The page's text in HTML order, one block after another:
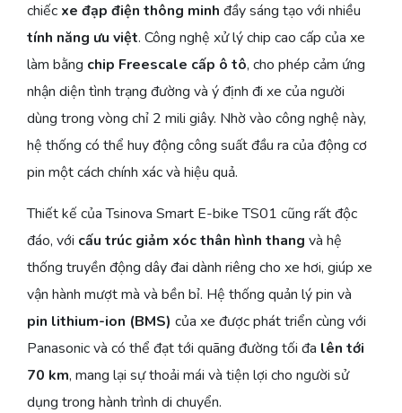
chiếc xe đạp điện thông minh đầy sáng tạo với nhiều
tính năng ưu việt. Công nghệ xử lý chip cao cấp của xe
làm bằng chip Freescale cấp ô tô, cho phép cảm ứng
nhận diện tình trạng đường và ý định đi xe của người
dùng trong vòng chỉ 2 mili giây. Nhờ vào công nghệ này,
hệ thống có thể huy động công suất đầu ra của động cơ
pin một cách chính xác và hiệu quả.
Thiết kế của Tsinova Smart E-bike TS01 cũng rất độc
đáo, với cấu trúc giảm xóc thân hình thang và hệ
thống truyền động dây đai dành riêng cho xe hơi, giúp xe
vận hành mượt mà và bền bỉ. Hệ thống quản lý pin và
pin lithium-ion (BMS) của xe được phát triển cùng với
Panasonic và có thể đạt tới quãng đường tối đa lên tới
70 km, mang lại sự thoải mái và tiện lợi cho người sử
dụng trong hành trình di chuyển.